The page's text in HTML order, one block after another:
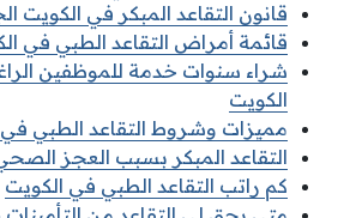
قانون التقاعد المبكر في الكويت
قائمة أمراض التقاعد الطبي في
شراء سنوات خدمة للموظفين
الكويت
مميزات وشروط التقاعد الطبي في
التقاعد المبكر بسبب العجز
كم راتب التقاعد الطبي في الكويت